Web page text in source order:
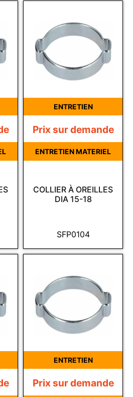
ENTRETIEN
SFP0104
COLLIER À OREILLES
DIA 15-18
Prix sur demande
ENTRETIEN MATERIEL
ENTRETIEN
Prix sur demande